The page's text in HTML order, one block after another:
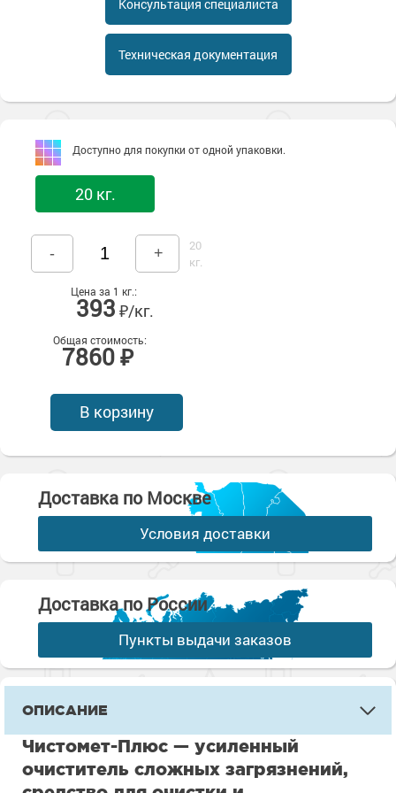
Сопутствующие товары
Морозостойкие краски для металла
Морозостойкие краски для фасада
Сопутствующие товары
Консультация специалиста
Техническая документация
Доступно для покупки от одной упаковки.
20 кг.
- +
20
кг.
Цена за 1 кг.:
393 ₽/кг.
Общая стоимость:
7860 ₽
В корзину
Доставка по Москве
Условия доставки
Доставка по России
Пункты выдачи заказов
ОПИСАНИЕ
Чистомет-Плюс — усиленный
очиститель сложных загрязнений,